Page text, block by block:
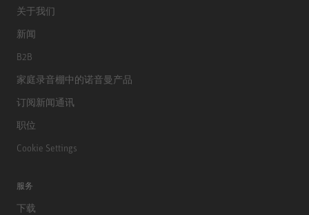
关于我们
新闻
B2B
家庭录音棚中的诺音曼产品
订阅新闻通讯
职位
Cookie Settings
服务
下载